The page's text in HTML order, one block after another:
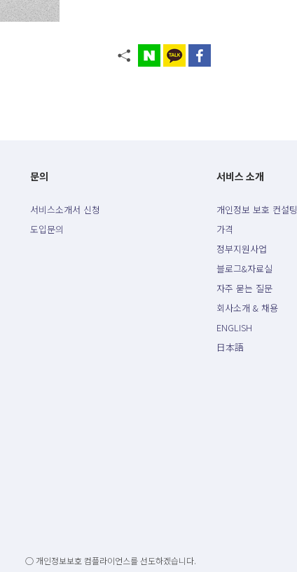
문의
서비스소개서 신청
도입문의
서비스 소개
개인정보 보호 컨설팅
가격
정부지원사업
블로그&자료실
자주 묻는 질문
회사소개 & 채용
ENGLISH
日本語
○ 개인정보보호 컴플라이언스를 선도하겠습니다.